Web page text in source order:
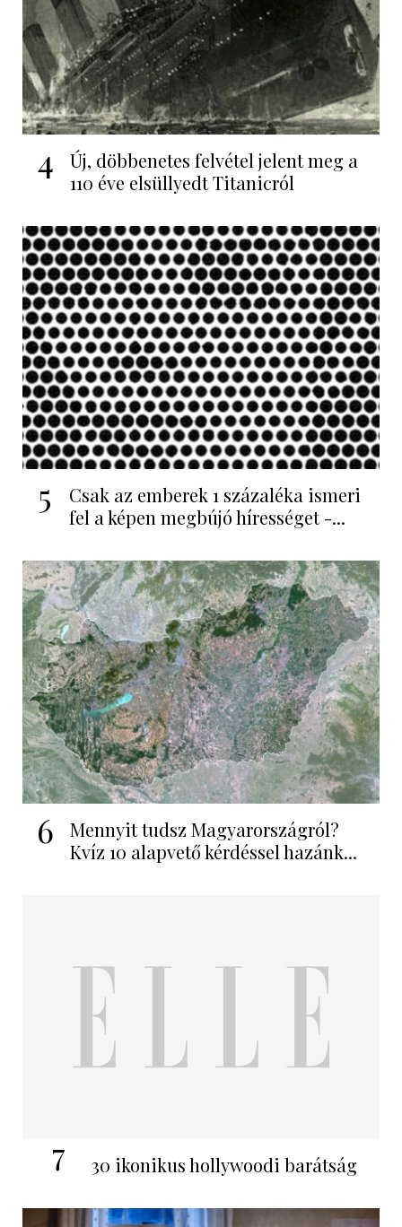
4
Új, döbbenetes felvétel jelent meg a
110 éve elsüllyedt Titanicról
5
Csak az emberek 1 százaléka ismeri
fel a képen megbújó hírességet -...
6
Mennyit tudsz Magyarországról?
Kvíz 10 alapvető kérdéssel hazánk...
7 30 ikonikus hollywoodi barátság